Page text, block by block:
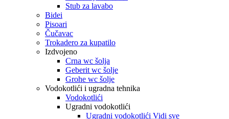
Stub za lavabo
Bidei
Pisoari
Čučavac
Trokadero za kupatilo
Izdvojeno
Crna wc šolja
Geberit wc šolje
Grohe wc šolje
Vodokotlići i ugradna tehnika
Vodokotlići
Ugradni vodokotlići
Ugradni vodokotlići Vidi sve